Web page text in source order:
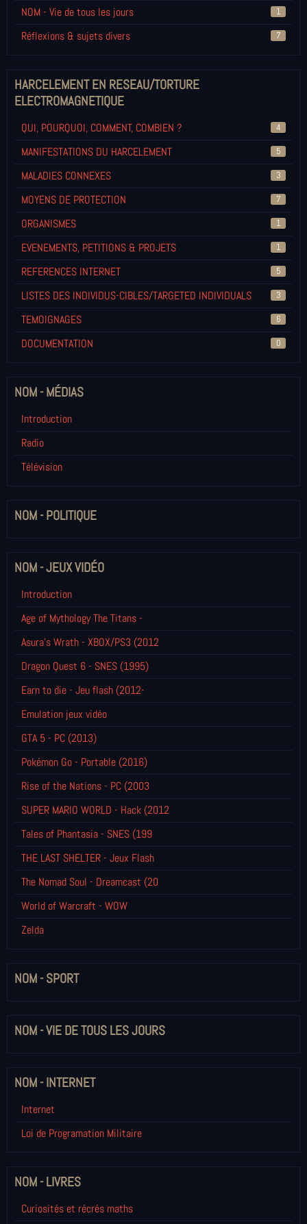
NOM - Vie de tous les jours 1
Réflexions & sujets divers 7
HARCELEMENT EN RESEAU/TORTURE
ELECTROMAGNETIQUE
QUI, POURQUOI, COMMENT, COMBIEN ? 4
MANIFESTATIONS DU HARCELEMENT 5
MALADIES CONNEXES 3
MOYENS DE PROTECTION 7
ORGANISMES 1
EVENEMENTS, PETITIONS & PROJETS 1
REFERENCES INTERNET 5
LISTES DES INDIVIDUS-CIBLES/TARGETED INDIVIDUALS 3
TEMOIGNAGES 6
DOCUMENTATION 0
NOM - MÉDIAS
Introduction
Radio
Télévision
NOM - POLITIQUE
NOM - JEUX VIDÉO
Introduction
Age of Mythology The Titans -
Asura's Wrath - XBOX/PS3 (2012
Dragon Quest 6 - SNES (1995)
Earn to die - Jeu flash (2012-
Emulation jeux vidéo
GTA 5 - PC (2013)
Pokémon Go - Portable (2016)
Rise of the Nations - PC (2003
SUPER MARIO WORLD - Hack (2012
Tales of Phantasia - SNES (199
THE LAST SHELTER - Jeux Flash
The Nomad Soul - Dreamcast (20
World of Warcraft - WOW
Zelda
NOM - SPORT
NOM - VIE DE TOUS LES JOURS
NOM - INTERNET
Internet
Loi de Programation Militaire
NOM - LIVRES
Curiosités et récrés maths